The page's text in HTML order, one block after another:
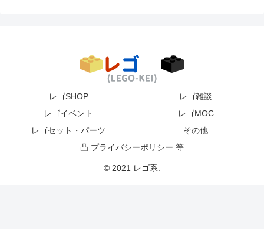
レゴSHOP
レゴ雑談
レゴイベント
レゴMOC
レゴセット・パーツ
その他
凸 プライバシーポリシー 等
© 2021 レゴ系.